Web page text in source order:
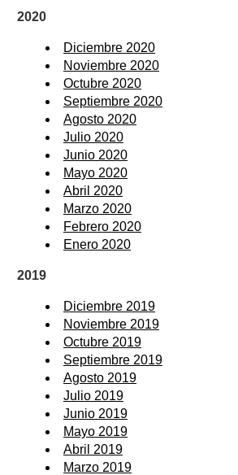
2020
Diciembre 2020
Noviembre 2020
Octubre 2020
Septiembre 2020
Agosto 2020
Julio 2020
Junio 2020
Mayo 2020
Abril 2020
Marzo 2020
Febrero 2020
Enero 2020
2019
Diciembre 2019
Noviembre 2019
Octubre 2019
Septiembre 2019
Agosto 2019
Julio 2019
Junio 2019
Mayo 2019
Abril 2019
Marzo 2019